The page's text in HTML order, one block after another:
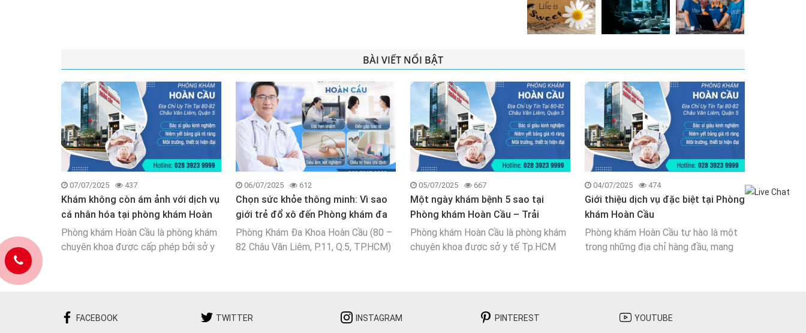
BÀI VIẾT NỔI BẬT
07/07/2025 437
Khám không còn ám ảnh với dịch vụ
cá nhân hóa tại phòng khám Hoàn
Cầu
Phòng khám Hoàn Cầu là phòng khám
chuyên khoa được cấp phép bởi sở y
06/07/2025 612
Chọn sức khỏe thông minh: Vì sao
giới trẻ đổ xô đến Phòng khám đa
khoa
Phòng Khám Đa Khoa Hoàn Cầu (80 –
82 Châu Văn Liêm, P.11, Q.5, TP.HCM)
05/07/2025 667
Một ngày khám bệnh 5 sao tại
Phòng khám Hoàn Cầu – Trải
nghiệm có thật
Phòng khám Hoàn Cầu là phòng khám
chuyên khoa được sở y tế Tp.HCM
04/07/2025 474
Giới thiệu dịch vụ đặc biệt tại Phòng
khám Hoàn Cầu
Phòng khám Hoàn Cầu tự hào là một
trong những địa chỉ hàng đầu, mang
FACEBOOK TWITTER INSTAGRAM PINTEREST YOUTUBE